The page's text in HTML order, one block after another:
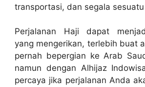
transportasi, dan segala
Perjalanan Haji dapat
yang mengerikan, terlebih buat
pernah bepergian ke Arab
namun dengan Alhijaz
percaya jika perjalanan Anda